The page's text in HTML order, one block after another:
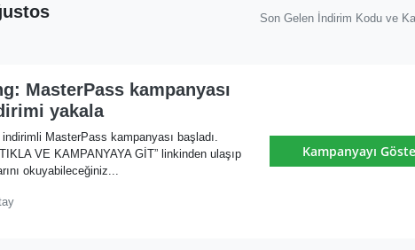
Son Gelen İndirim Kodu ve
MasterPass kampanyası
yakala
MasterPass kampanyası başladı.
VE KAMPANYAYA GİT” linkinden ulaşıp
okuyabileceğiniz...
Kampanyayı